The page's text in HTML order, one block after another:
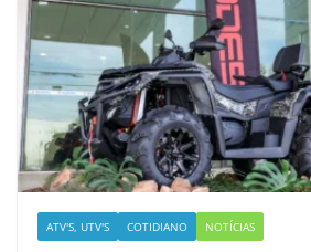
ATV'S, UTV'S COTIDIANO NOTÍCIAS